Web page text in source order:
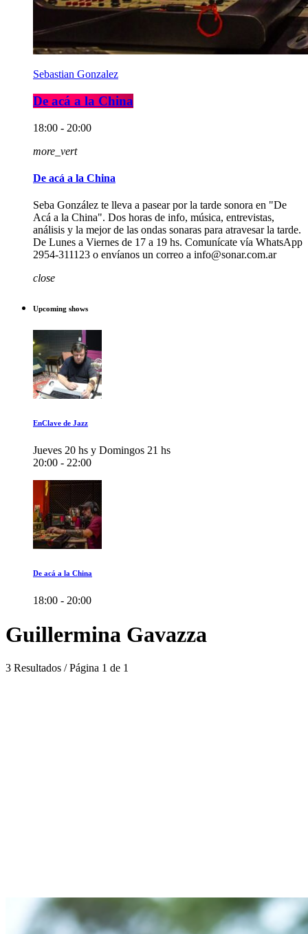
Sebastian Gonzalez
De acá a la China
18:00 - 20:00
more_vert
De acá a la China
Seba González te lleva a pasear por la tarde sonora en "De
Acá a la China". Dos horas de info, música, entrevistas,
análisis y la mejor de las ondas sonaras para atravesar la tarde.
De Lunes a Viernes de 17 a 19 hs. Comunícate vía WhatsApp
2954-311123 o envíanos un correo a info@sonar.com.ar
close
Upcoming shows
EnClave de Jazz
Jueves 20 hs y Domingos 21 hs
20:00 - 22:00
De acá a la China
18:00 - 20:00
Guillermina Gavazza
3 Resultados / Página 1 de 1